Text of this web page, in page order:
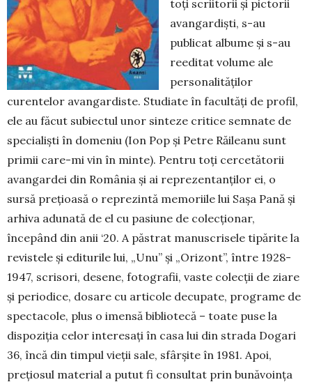
toți scri­i­torii și pictorii
avangardiști, s-au
publicat al­bume și s-au
reeditat volume ale
personalităților
curentelor avangardiste. Studiate în facultăți de pro­fil,
ele au făcut subiectul unor sinteze critice sem­nate de
specialiști în domeniu (Ion Pop și Petre Răi­leanu sunt
primii care-mi vin în minte). Pentru toți cercetătorii
avangardei din România și ai repre­zen­tanților ei, o
sursă prețioasă o reprezintă memoriile lui Sașa Pană și
arhiva adunată de el cu pasiune de colecționar,
începând din anii ‘20. A păstrat ma­nus­crisele tipărite la
revistele și editurile lui, „Unu” și „Orizont”, între 1928-
1947, scrisori, de­sene, foto­grafii, vaste colecții de ziare
și periodice, dosare cu articole decupate, programe de
spectacole, plus o imensă bibliotecă – toate puse la
dispoziția celor interesați în casa lui din strada Dogari
36, încă din timpul vieții sale, sfârșite în 1981. Apoi,
prețiosul material a putut fi consultat prin bunăvoința